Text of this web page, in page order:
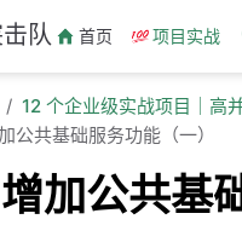
队 首页 项目实战
12 个企业级实战项目｜高
公共基础服务功能（一）
加公共基